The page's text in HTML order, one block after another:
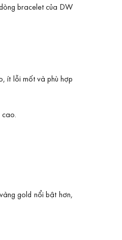
bracelet của DW
ít lỗi mốt và phù hợp
cao.
gold nổi bật hơn,